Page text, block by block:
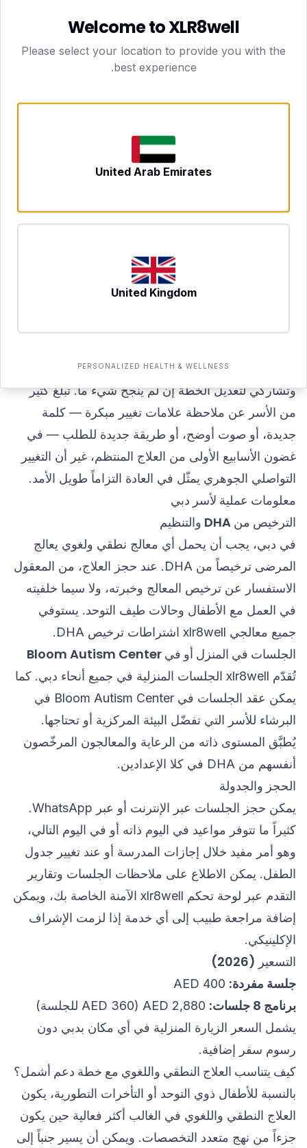
الطفل الخاصة وروتينه وأفراد أسرته، مما يجعل التعميم
يُزيل العلاج المنزلي في دبي الحاجة إلى
الانتظار، مما يخفف العبء العملي والعاطفي على كل من
يمكن عقد الجلسات في الوقت ذاته كل أسبوع
مدمجةً في روتين الأسرة، وهو ما يدعم الحضور المنتظم.
يتطور كل طفل بوتيرته الخاصة، وتتباين النتائج بحسب
الجلسات واتساق التدريب بين الزيارات. لن يكون دقيقاً
الوعد بجداول زمنية محددة، وينبغي النظر بحذر إلى أي
مراجعة دورية يُناقَش فيها التقدم مع الوالدين، ونهج صادق
وتشاركي لتعديل الخطة إن لم ينجح شيء ما. تُبلّغ كثير
من الأسر عن ملاحظة علامات تغيير مبكرة — كلمة
جديدة، أو صوت أوضح، أو طريقة جديدة للطلب — في
غضون الأسابيع الأولى من العلاج المنتظم، غير أن التغيير
التواصلي الجوهري يمثّل في العادة التزاماً طويل الأمد.
معلومات عملية لأسر دبي
الترخيص من DHA والتنظيم
في دبي، يجب أن يحمل أي معالج نطقي ولغوي يعالج
المرضى ترخيصاً من DHA. عند حجز العلاج، من المعقول
الاستفسار عن ترخيص المعالج وخبرته، ولا سيما خلفيته
في العمل مع الأطفال وحالات طيف التوحد. يستوفي
جميع معالجي xlr8well اشتراطات ترخيص DHA.
الجلسات في المنزل أو في Bloom Autism Center
تُقدّم xlr8well الجلسات المنزلية في جميع أنحاء دبي. كما
يمكن عقد الجلسات في Bloom Autism Center في
البرشاء للأسر التي تفضّل البيئة المركزية أو تحتاجها.
يُطبَّق المستوى ذاته من الرعاية والمعالجون المرخّصون
أنفسهم من DHA في كلا الإعدادين.
الحجز والجدولة
يمكن حجز الجلسات عبر الإنترنت أو عبر WhatsApp.
كثيراً ما تتوفر مواعيد في اليوم ذاته أو في اليوم التالي،
وهو أمر مفيد خلال إجازات المدرسة أو عند تغيير جدول
الطفل. يمكن الاطلاع على ملاحظات الجلسات وتقارير
التقدم عبر لوحة تحكم xlr8well الآمنة الخاصة بك، ويمكن
إضافة مراجعة طبيب إلى أي خدمة إذا لزمت الإشراف
الإكلينيكي.
التسعير (2026)
جلسة مفردة:
برنامج 8 جلسات:
يشمل السعر الزيارة المنزلية في أي مكان بدبي دون
رسوم سفر إضافية.
كيف يتناسب العلاج النطقي واللغوي مع خطة دعم أشمل؟
بالنسبة للأطفال ذوي التوحد أو التأخرات التطورية، يكون
العلاج النطقي واللغوي في الغالب أكثر فعالية حين يكون
جزءاً من نهج متعدد التخصصات. ويمكن أن يسير جنباً إلى
Welcome to XLR8well
Please select your location to provide you with the
best experience.
United Arab Emirates
United Kingdom
PERSONALIZED HEALTH & WELLNESS